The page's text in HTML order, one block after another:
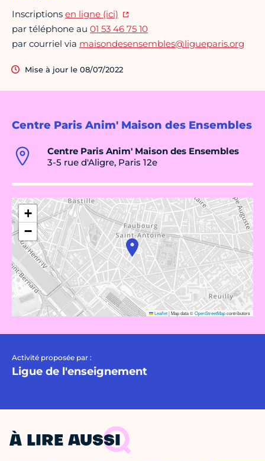
Centre Paris Anim' Maison des Ensembles
Centre Paris Anim' Maison des Ensembles
3-5 rue d'Aligre, Paris 12e
+
−
Leaflet|Map data ©OpenStreetMapcontributors
Activité proposée par :
Ligue de l'enseignement
Inscriptions en ligne (ici)
par téléphone au 01 53 46 75 10
par courriel via maisondesensembles@ligueparis.org
Mise à jour le 08/07/2022
À LIRE AUSSI